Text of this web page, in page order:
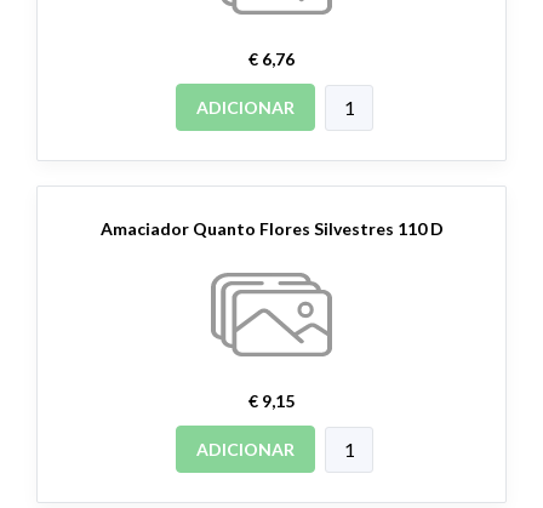
€ 6,76
ADICIONAR
Amaciador Quanto Flores Silvestres 110 D
€ 9,15
ADICIONAR